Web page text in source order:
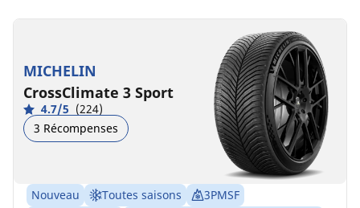
MICHELIN
CrossClimate 3 Sport
4.7/5 (224)
3 Récompenses
Nouveau Toutes saisons
3PMSF